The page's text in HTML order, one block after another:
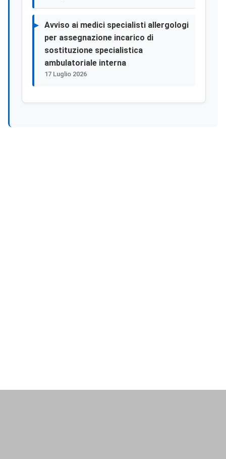
Avviso ai medici specialisti allergologi
per assegnazione incarico di
sostituzione specialistica
ambulatoriale interna
17 Luglio 2026